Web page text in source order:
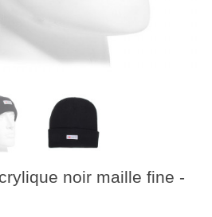
noir maille fine -